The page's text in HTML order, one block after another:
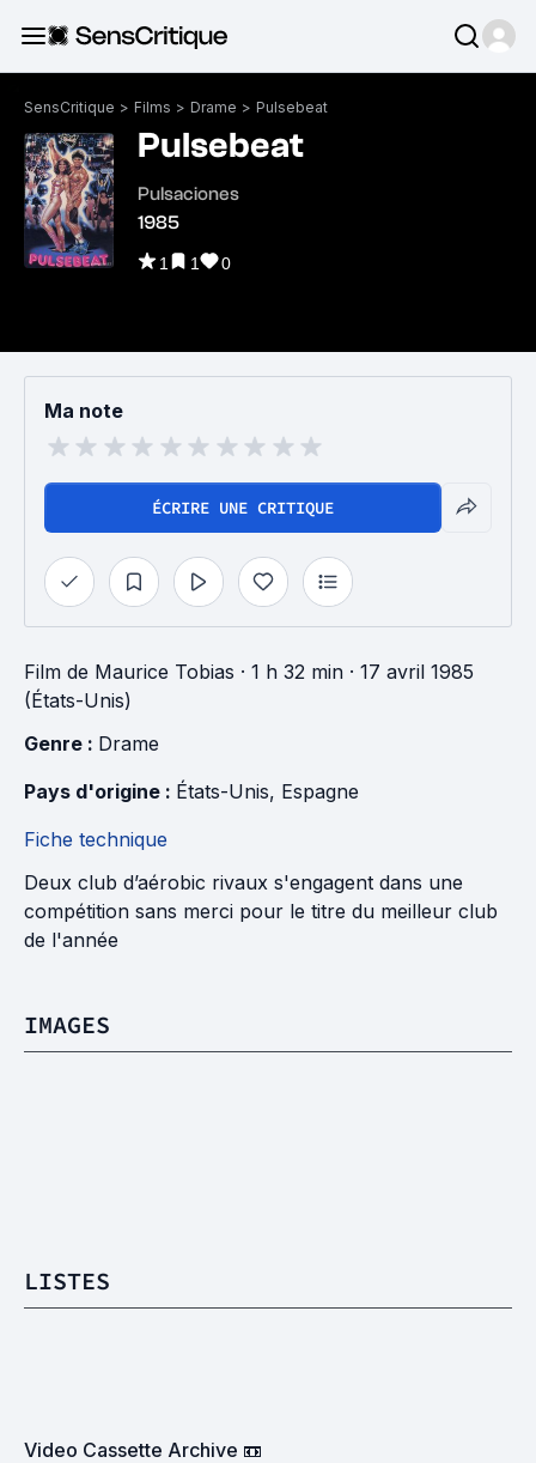
SensCritique > Films > Drame > Pulsebeat
Pulsebeat
Pulsaciones
1985
1 1 0
Ma note
ÉCRIRE UNE CRITIQUE
Film de Maurice Tobias · 1 h 32 min · 17 avril 1985
(États-Unis)
Genre : Drame
Pays d'origine : États-Unis, Espagne
Fiche technique
Deux club d’aérobic rivaux s'engagent dans une
compétition sans merci pour le titre du meilleur club
de l'année
IMAGES
LISTES
Video Cassette Archive 📼